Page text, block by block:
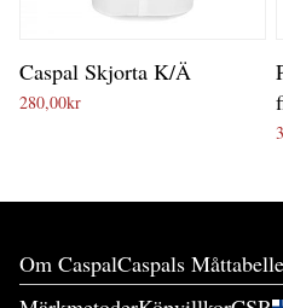
Caspal Skjorta K/Ä
280,00kr
Om CaspalCaspals